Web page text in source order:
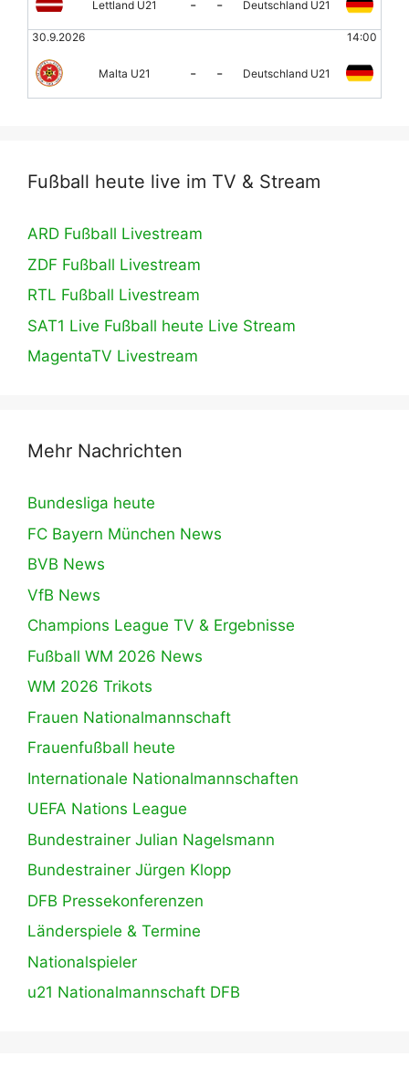
Lettland U21 - - Deutschland U21
30.9.2026 14:00
Malta U21 - - Deutschland U21
Fußball heute live im TV & Stream
ARD Fußball Livestream
ZDF Fußball Livestream
RTL Fußball Livestream
SAT1 Live Fußball heute Live Stream
MagentaTV Livestream
Mehr Nachrichten
Bundesliga heute
FC Bayern München News
BVB News
VfB News
Champions League TV & Ergebnisse
Fußball WM 2026 News
WM 2026 Trikots
Frauen Nationalmannschaft
Frauenfußball heute
Internationale Nationalmannschaften
UEFA Nations League
Bundestrainer Julian Nagelsmann
Bundestrainer Jürgen Klopp
DFB Pressekonferenzen
Länderspiele & Termine
Nationalspieler
u21 Nationalmannschaft DFB